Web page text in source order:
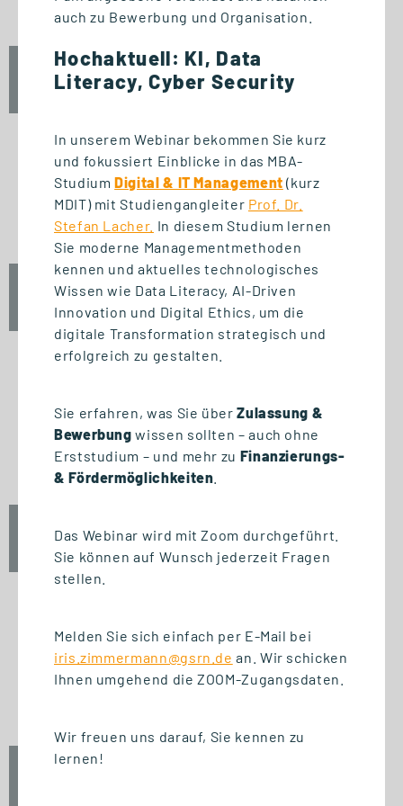
12:30 Uhr
START STUDIENGANG
Unternehmensführung (MBA)
Fr., 25. September 2026
10:00 Uhr
START STUDIENGANG
Business Innovation
Management (MBA)
Fr., 25. September 2026
Introduction to Innovation
auch zu Bewerbung und Organisation.
Hochaktuell: KI, Data
Literacy, Cyber Security
In unserem Webinar bekommen Sie kurz
und fokussiert Einblicke in das MBA-
StudiumDigital & IT Management (kurz
MDIT) mit Studiengangleiter Prof. Dr.
Stefan Lacher. In diesem Studium lernen
Sie moderne Managementmethoden
kennen und aktuelles technologisches
Wissen wie Data Literacy, AI-Driven
Innovation und Digital Ethics, um die
digitale Transformation strategisch und
erfolgreich zu gestalten.
Sie erfahren, was Sie überZulassung &
Bewerbung wissen sollten – auch ohne
Erststudium – und mehr zu Finanzierungs-
& Fördermöglichkeiten
Das Webinar wird mit Zoom durchgeführt.
Sie können auf Wunsch jederzeit Fragen
stellen.
Melden Sie sich einfach per E-Mail bei
iris.zimmermann@gsrn.de an. Wir schicken
Ihnen umgehend die ZOOM-Zugangsdaten.
Wir freuen uns darauf, Sie kennen zu
lernen!